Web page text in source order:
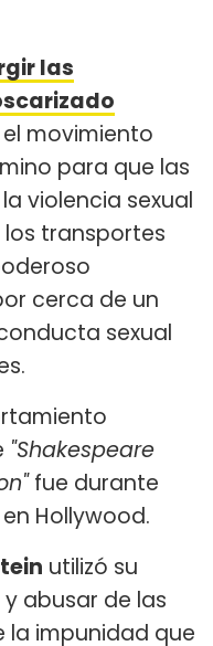
las
movimiento
para que las
violencia sexual
transportes
cerca de un
sexual
"Shakespeare
fue durante
Hollywood.
utilizó su
abusar de las
la impunidad que